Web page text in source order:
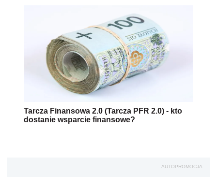
Tarcza Finansowa 2.0 (Tarcza PFR 2.0) - kto
dostanie wsparcie finansowe?
AUTOPROMOCJA